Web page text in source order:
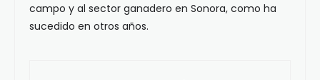
campo y al sector ganadero en Sonora, como ha
sucedido en otros años.